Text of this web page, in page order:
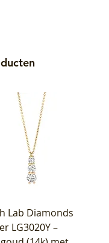
Lab Diamonds
LG3020Y –